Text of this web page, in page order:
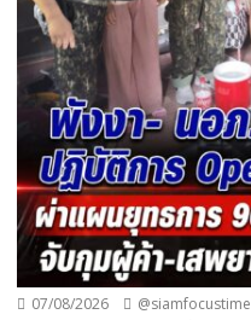
07/08/2026 @siamfocustime